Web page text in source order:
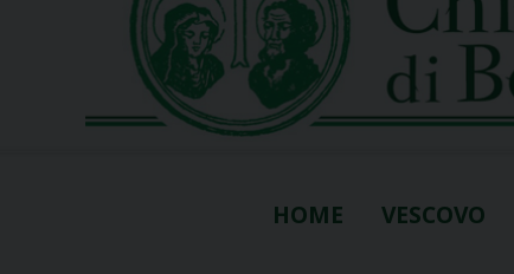
HOME VESCOVO